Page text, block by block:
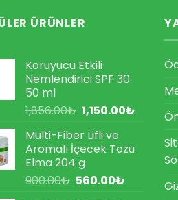
ÜRÜNLER
Koruyucu Etkili
Nemlendirici SPF 30
50 ml
1,856.00₺ Orijinal
1,856.00₺.
1,150.00₺Şu
andaki
Multi-Fiber Lifli ve
Aromalı İçecek Tozu
Elma 204 g
900.00₺ Orijinal
560.00₺Şu